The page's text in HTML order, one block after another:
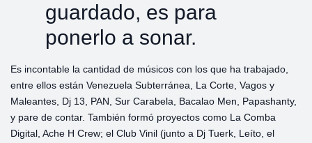
guardado, es para
ponerlo a sonar.
Es incontable la cantidad de músicos con los que ha trabajado,
entre ellos están Venezuela Subterránea, La Corte, Vagos y
Maleantes, Dj 13, PAN, Sur Carabela, Bacalao Men, Papashanty,
y pare de contar. También formó proyectos como La Comba
Digital, Ache H Crew; el Club Vinil (junto a Dj Tuerk, Leíto, el